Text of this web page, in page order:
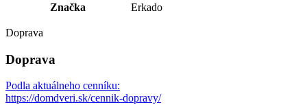
Značka Erkado
Doprava
Doprava
Podla aktuálneho cenníku:
https://domdveri.sk/cennik-dopravy/